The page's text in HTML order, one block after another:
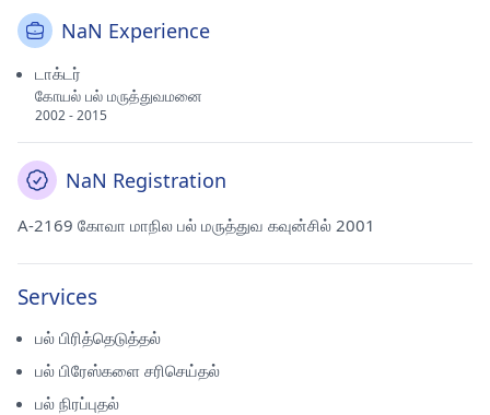
NaN Experience
டாக்டர்
கோயல் பல் மருத்துவமனை
2002 - 2015
NaN Registration
A-2169 கோவா மாநில பல் மருத்துவ கவுன்சில் 2001
Services
பல் பிரித்தெடுத்தல்
பல் பிரேஸ்களை சரிசெய்தல்
பல் நிரப்புதல்